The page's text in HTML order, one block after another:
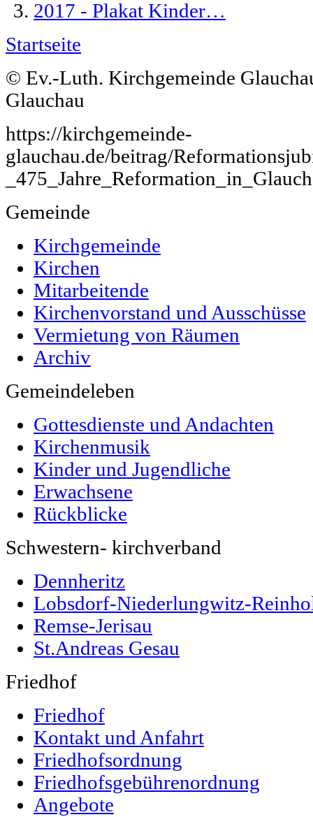
Startseite
© Ev.-Luth. Kirchgemeinde
Glauchau
https://kirchgemeinde-
glauchau.de/beitrag/
Gemeinde
Kirchgemeinde
Kirchen
Mitarbeitende
Kirchenvorstand und Ausschüsse
Vermietung von Räumen
Archiv
Gemeindeleben
Gottesdienste und Andachten
Kirchenmusik
Kinder und Jugendliche
Erwachsene
Rückblicke
Schwestern- kirchverband
Dennheritz
Lobsdorf-Niederlungwitz-
Remse-Jerisau
St.Andreas Gesau
Friedhof
Friedhof
Kontakt und Anfahrt
Friedhofsordnung
Friedhofsgebührenordnung
Angebote